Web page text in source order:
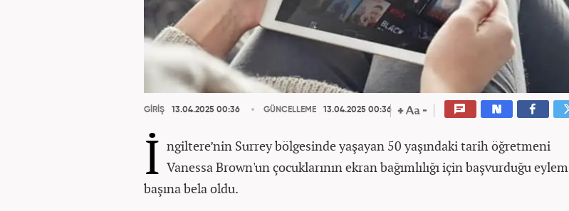
GİRİŞ 13.04.2025 00:36 GÜNCELLEME 13.04.2025 00:36
İ ngiltere’nin Surrey bölgesinde yaşayan 50 yaşındaki tarih öğretmeni
Vanessa Brown'un çocuklarının ekran bağımlılığı için başvurduğu eylem
başına bela oldu.